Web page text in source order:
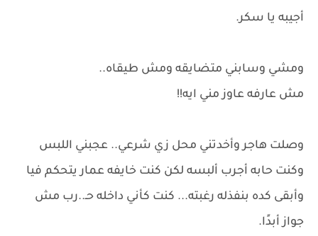
أجيبه يا سكر.
ومشي وسابني متضايقه ومش طيقاه..
مش عارفه عاوز مني ايه!!
وصلت هاجر وأخدتني محل زي شرعي.. عجبني اللبس
وكنت حابه أجرب ألبسه لكن كنت خايفه عمار يتحكم فيا
وأبقى كده بنفذله رغبته... كنت كأني داخله حـ..رب مش
جواز أبدًا.